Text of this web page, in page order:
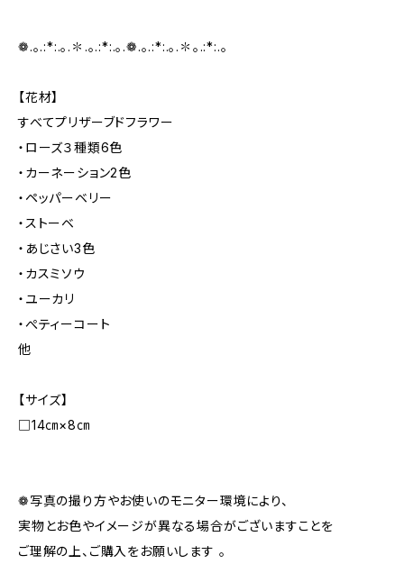
❁.｡.:*:.｡.✽.｡.:*:.｡.❁.｡.:*:.｡.✽｡.:*:.｡
【花材】
すべてプリザーブドフラワー
・ローズ３種類6色
・カーネーション2色
・ペッパーベリー
・ストーベ
・あじさい3色
・カスミソウ
・ユーカリ
・ぺティーコート
他
【サイズ】
□14㎝×8㎝
❁写真の撮り方やお使いのモニター環境により、
実物とお色やイメージが異なる場合がございますことを
ご理解の上、ご購入をお願いします 。